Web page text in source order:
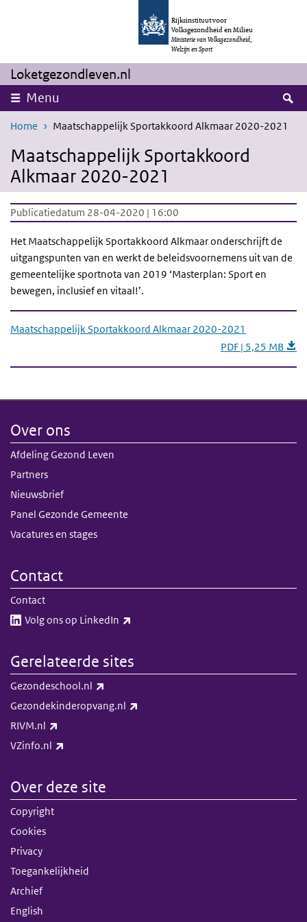
Overslaan en naar de inhoud gaan
Rijksinstituut voor
Volksgezondheid en Milieu
Ministerie van Volksgezondheid,
Welzijn en Sport
Loketgezondleven.nl
Menu
Home Maatschappelijk Sportakkoord Alkmaar 2020-2021
Maatschappelijk Sportakkoord
Alkmaar 2020-2021
Publicatiedatum 28-04-2020 | 16:00
Het Maatschappelijk Sportakkoord Alkmaar onderschrijft de
uitgangspunten van en werkt de beleidsvoornemens uit van de
gemeentelijke sportnota van 2019 ‘Masterplan: Sport en
bewegen, inclusief en vitaal!’.
Maatschappelijk Sportakkoord Alkmaar 2020-2021
PDF | 5,25 MB
Over ons
Afdeling Gezond Leven
Partners
Nieuwsbrief
Panel Gezonde Gemeente
Vacatures en stages
Contact
Contact
Volg ons op LinkedIn​​
Gerelateerde sites
Gezondeschool.nl
Gezondekinderopvang.nl
RIVM.nl
VZinfo.nl
Over deze site
Copyright
Cookies
Privacy
Toegankelijkheid
Archief
English